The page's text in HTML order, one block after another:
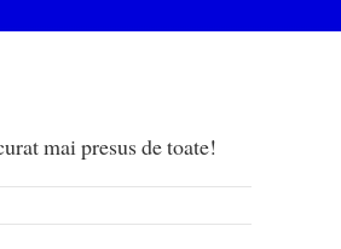
mai presus de toate!